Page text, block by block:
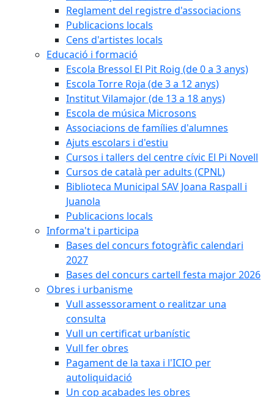
Reglament del registre d'associacions
Publicacions locals
Cens d'artistes locals
Educació i formació
Escola Bressol El Pit Roig (de 0 a 3 anys)
Escola Torre Roja (de 3 a 12 anys)
Institut Vilamajor (de 13 a 18 anys)
Escola de música Microsons
Associacions de famílies d'alumnes
Ajuts escolars i d'estiu
Cursos i tallers del centre cívic El Pi Novell
Cursos de català per adults (CPNL)
Biblioteca Municipal SAV Joana Raspall i
Juanola
Publicacions locals
Informa't i participa
Bases del concurs fotogràfic calendari
2027
Bases del concurs cartell festa major 2026
Obres i urbanisme
Vull assessorament o realitzar una
consulta
Vull un certificat urbanístic
Vull fer obres
Pagament de la taxa i l'ICIO per
autoliquidació
Un cop acabades les obres